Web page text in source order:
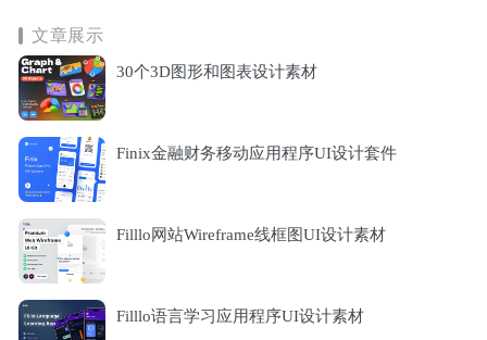
文章展示
30个3D图形和图表设计素材
Finix金融财务移动应用程序UI设计套件
Filllo网站Wireframe线框图UI设计素材
Filllo语言学习应用程序UI设计素材